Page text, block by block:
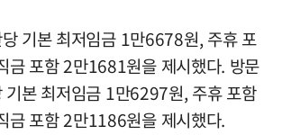
기본 최저임금 1만6678원, 주휴 포
금 포함 2만1681원을 제시했다. 방문
기본 최저임금 1만6297원, 주휴 포함
금 포함 2만1186원을 제시했다.